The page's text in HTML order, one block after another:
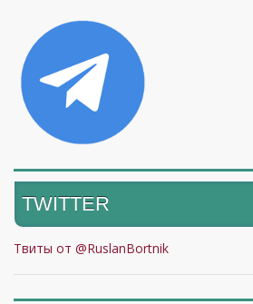
TWITTER
Твиты от @RuslanBortnik